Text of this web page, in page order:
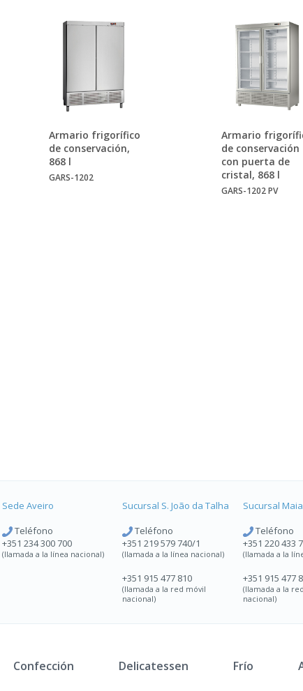
Armario frigorífico
de conservación,
868 l
GARS-1202
Armario
de conservación
con puerta de
cristal, 868 l
GARS-1202 PV
Sede Aveiro
Teléfono
+351 234 300 700
(llamada a la línea nacional)
Sucursal S. João da Talha
Teléfono
+351 219 579 740/1
(llamada a la línea nacional)
+351 915 477 810
(llamada a la red móvil
nacional)
Sucursal Maia
Teléfono
+351 220 433
(llamada a la
+351 915 477
(llamada a la
nacional)
Confección Delicatessen Frío